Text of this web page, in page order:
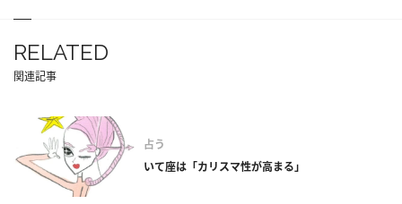
RELATED
関連記事
占う
いて座は「カリスマ性が高まる」